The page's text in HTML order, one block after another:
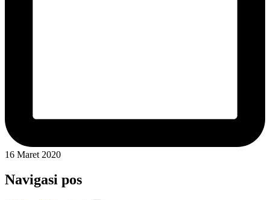
16 Maret 2020
Navigasi pos